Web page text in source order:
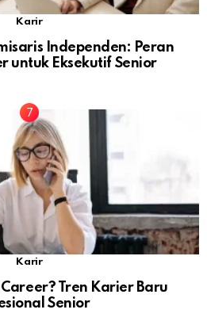
Karir
Independen: Peran
untuk Eksekutif Senior
Karir
Tren Karier Baru
Senior